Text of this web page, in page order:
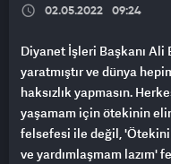
02.05.2022 09:24
Diyanet İşleri Başkanı Ali
yaratmıştır ve dünya
haksızlık yapmasın.
yaşamam için ötekinin
felsefesi ile değil,
ve yardımlaşmam lazım'